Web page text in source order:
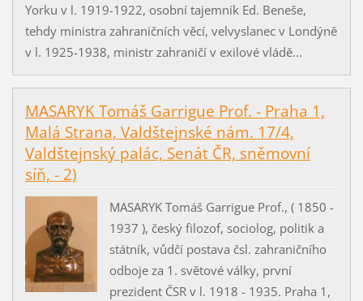
Yorku v l. 1919-1922, osobní tajemník Ed. Beneše,
tehdy ministra zahraničních věcí, velvyslanec v Londýně
v l. 1925-1938, ministr zahraničí v exilové vládě...
MASARYK Tomáš Garrigue Prof. - Praha 1,
Malá Strana, Valdštejnské nám. 17/4,
Valdštejnský palác, Senát ČR, sněmovní
síň, - 2)
MASARYK Tomáš Garrigue Prof., ( 1850 -
1937 ), český filozof, sociolog, politik a
státník, vůdčí postava čsl. zahraničního
odboje za 1. světové války, první
prezident ČSR v l. 1918 - 1935. Praha 1,